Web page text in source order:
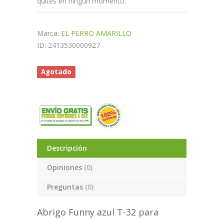
Marca: EL PERRO AMARILLO
ID: 2413530000927
Agotado
Descripción
Opiniones (0)
Preguntas (0)
Abrigo Funny azul T-32 para